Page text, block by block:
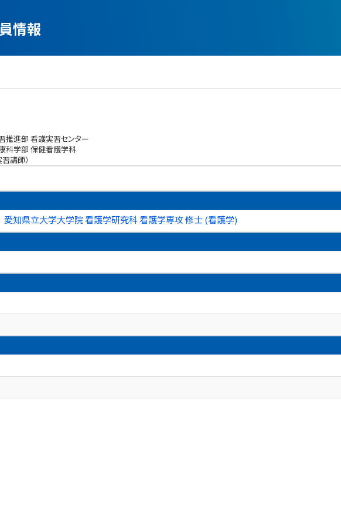
情報
推進部 看護実習センター
科学部 保健看護学科
講師）
愛知県立大学大学院 看護学研究科 看護学専攻 修士 (看護学)